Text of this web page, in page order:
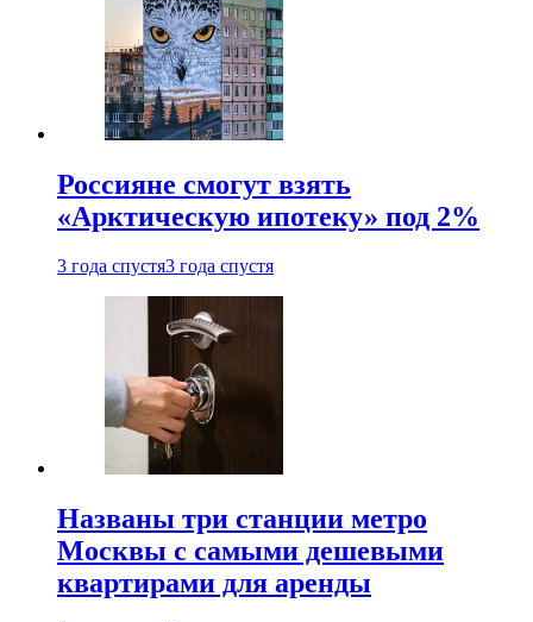
Россияне смогут взять
«Арктическую ипотеку» под 2%
3 года спустя3 года спустя
Названы три станции метро
Москвы с самыми дешевыми
квартирами для аренды